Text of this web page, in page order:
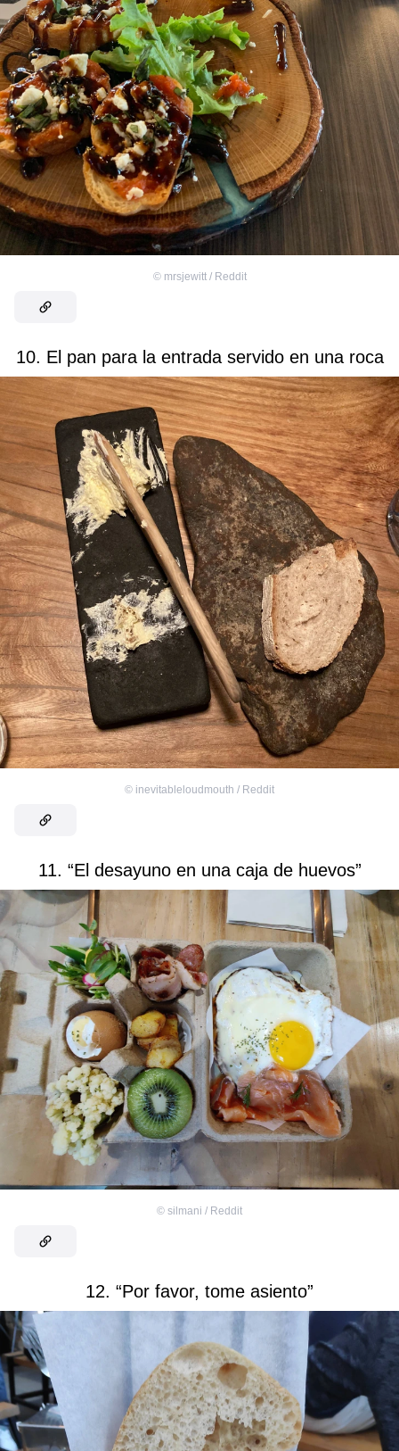
© mrsjewitt / Reddit
10. El pan para la entrada servido en una roca
© inevitableloudmouth / Reddit
11. “El desayuno en una caja de huevos”
© silmani / Reddit
12. “Por favor, tome asiento”